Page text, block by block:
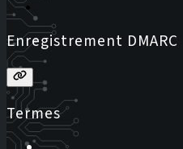
Enregistrement DMARC
Termes